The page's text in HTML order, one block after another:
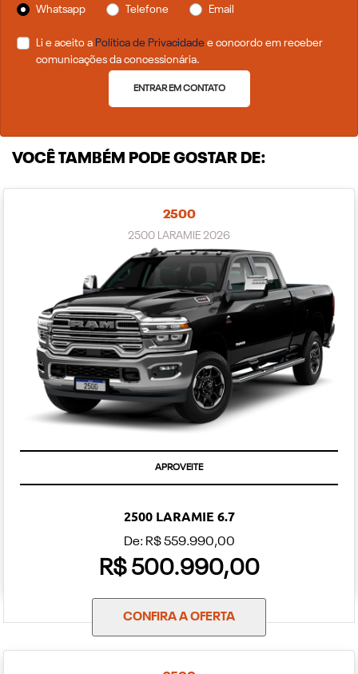
Whatsapp
Telefone Email
Li e aceito a Política de Privacidade e concordo em receber
comunicações da concessionária.
ENTRAR EM CONTATO
VOCÊ TAMBÉM PODE GOSTAR DE:
2500
2500 LARAMIE 2026
APROVEITE
2500 LARAMIE 6.7
De: R$ 559.990,00
R$ 500.990,00
CONFIRA A OFERTA